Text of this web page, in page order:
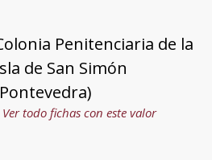
Penitenciaria de la
de San Simón
Ver todo fichas con este valor